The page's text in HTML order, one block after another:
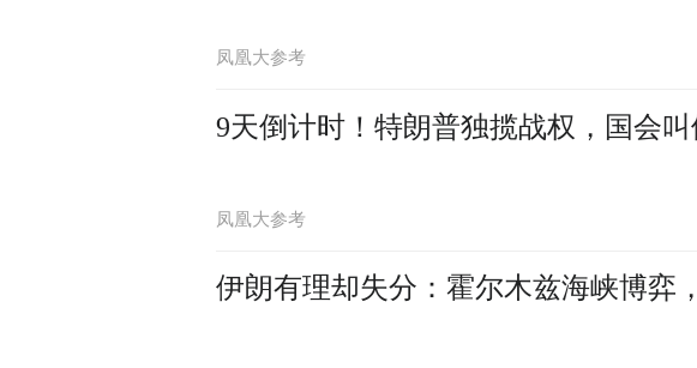
凤凰大参考
9天倒计时！特朗普独揽战权，国会
凤凰大参考
伊朗有理却失分：霍尔木兹海峡博弈